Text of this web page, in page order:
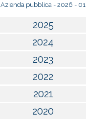
Azienda pubblica - 2026 - 01
2025
2024
2023
2022
2021
2020